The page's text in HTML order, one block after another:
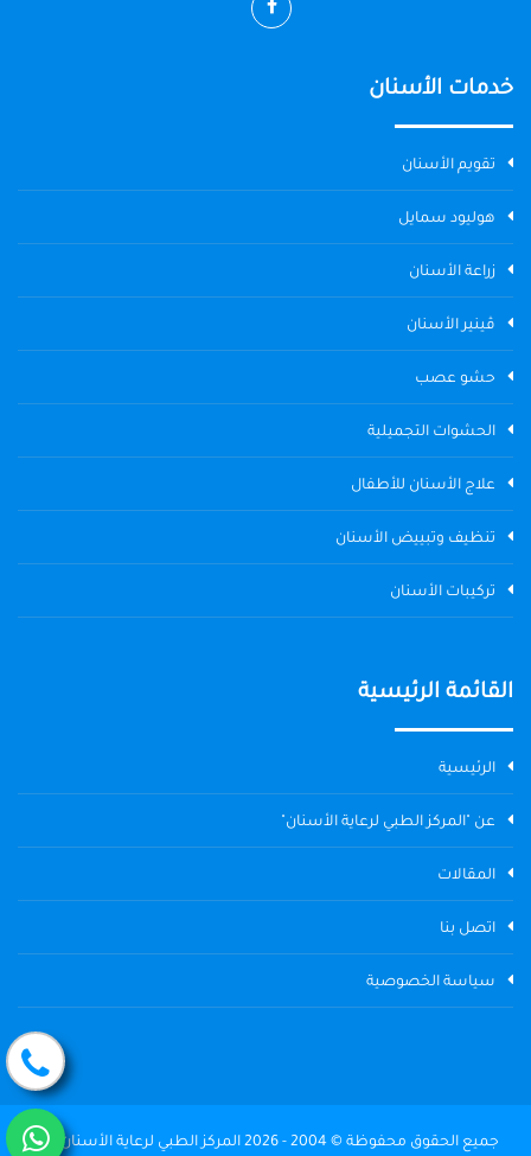
خدمات الأسنان
تقويم الأسنان
هوليود سمايل
زراعة الأسنان
ڤينير الأسنان
حشو عصب
الحشوات التجميلية
علاج الأسنان للأطفال
تنظيف وتبييض الأسنان
تركيبات الأسنان
القائمة الرئيسية
الرئيسية
عن "المركز الطبي لرعاية الأسنان"
المقالات
اتصل بنا
سياسة الخصوصية
جميع الحقوق محفوظة © 2004 - 2026 المركز الطبي لرعاية الأسنان The